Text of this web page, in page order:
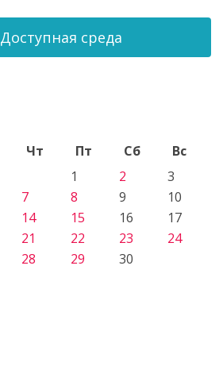
Доступная среда
Чт Пт Сб
Вс
1
2
3
7 8 9
10
14 15 16
17
21 22 23
24
28 29 30